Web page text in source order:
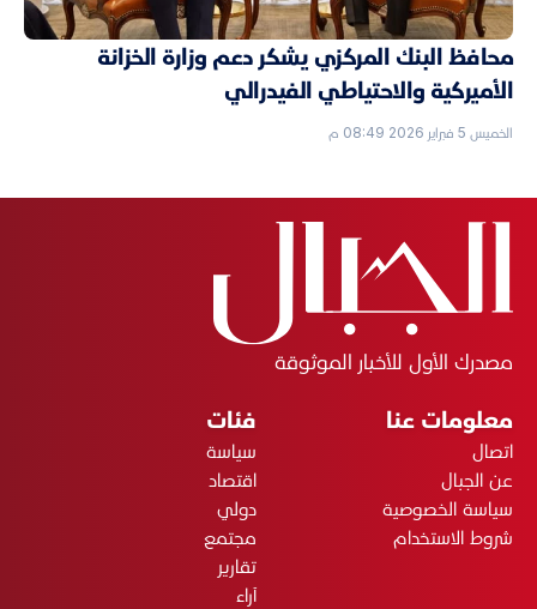
محافظ البنك المركزي يشكر دعم وزارة الخزانة
الأميركية والاحتياطي الفيدرالي
الخميس 5 فبراير 2026 08:49 م
مصدرك الأول للأخبار الموثوقة
معلومات عنا
اتصال
عن الجبال
سياسة الخصوصية
شروط الاستخدام
فئات
سياسة
اقتصاد
دولي
مجتمع
تقارير
آراء